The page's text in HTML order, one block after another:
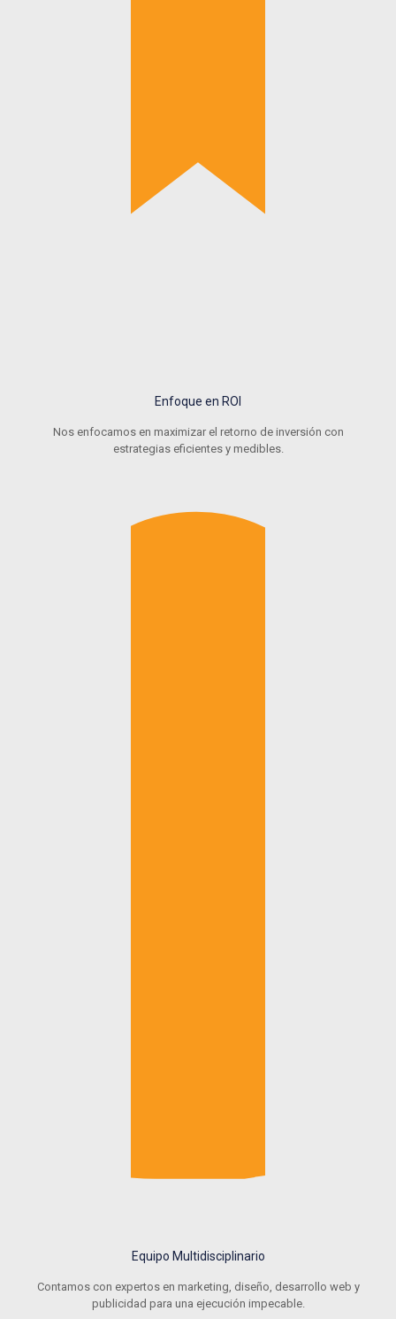
Enfoque en ROI
Nos enfocamos en maximizar el retorno de inversión con
estrategias eficientes y medibles.
Equipo Multidisciplinario
Contamos con expertos en marketing, diseño, desarrollo web y
publicidad para una ejecución impecable.